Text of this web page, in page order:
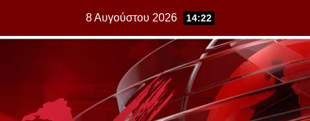
8 Αυγούστου 2026 14:22